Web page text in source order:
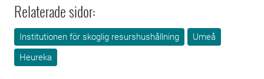
Relaterade sidor:
Institutionen för skoglig resurshushållning
Umeå
Heureka